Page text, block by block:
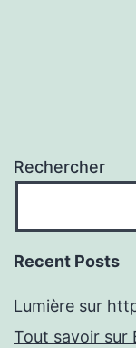
Rechercher
Recent Posts
Lumière sur
Tout savoir sur